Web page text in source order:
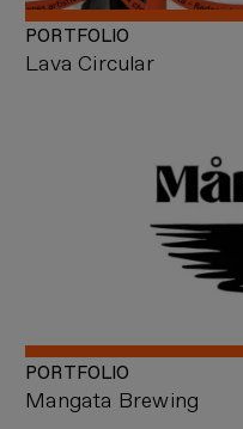
Lava Circular
PORTFOLIO
Mangata Brewing
PORTFOLIO